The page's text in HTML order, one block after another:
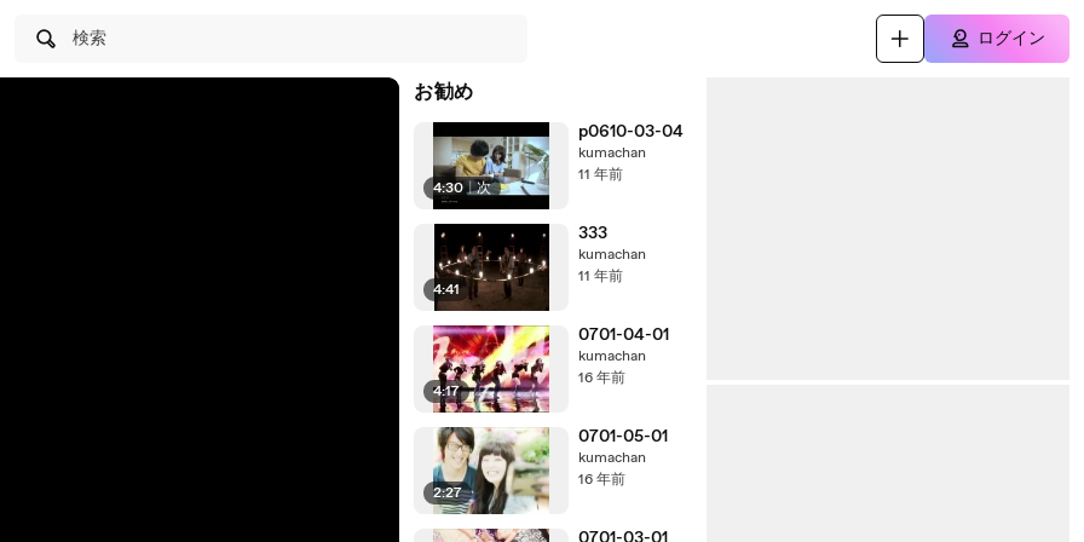
検索 ログイン
お勧め
4:30 | 次
p0610-03-04
kumachan
11 年前
4:41
333
kumachan
11 年前
4:17
0701-04-01
kumachan
16 年前
2:27
0701-05-01
kumachan
16 年前